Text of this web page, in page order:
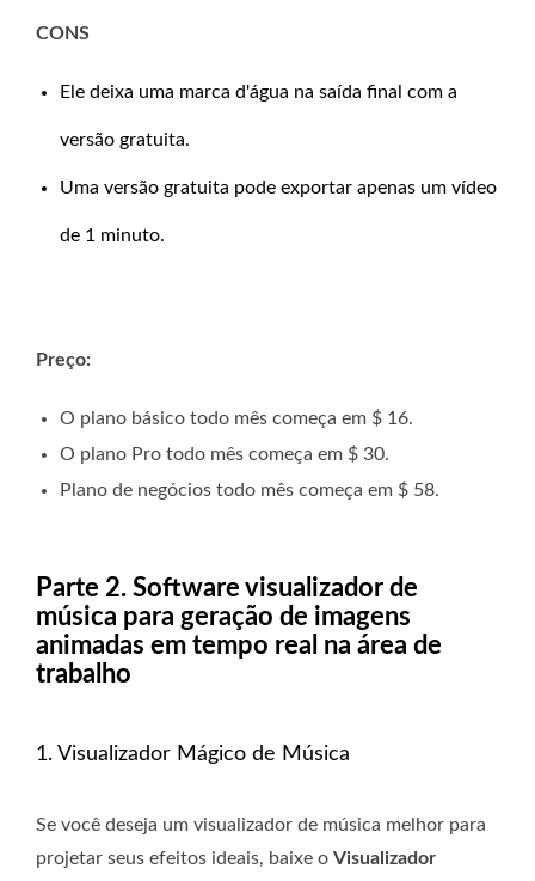
CONS
Ele deixa uma marca d'água na saída final com a
versão gratuita.
Uma versão gratuita pode exportar apenas um vídeo
de 1 minuto.
Preço:
O plano básico todo mês começa em $ 16.
O plano Pro todo mês começa em $ 30.
Plano de negócios todo mês começa em $ 58.
Parte 2. Software visualizador de
música para geração de imagens
animadas em tempo real na área de
trabalho
1. Visualizador Mágico de Música
Se você deseja um visualizador de música melhor para
projetar seus efeitos ideais, baixe o Visualizador